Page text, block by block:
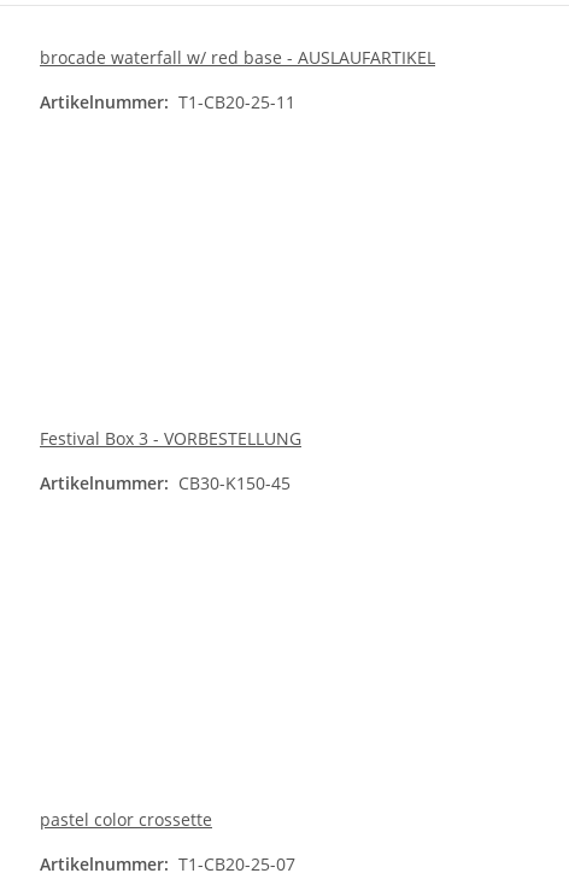
brocade waterfall w/ red base - AUSLAUFARTIKEL
Artikelnummer: T1-CB20-25-11
Festival Box 3 - VORBESTELLUNG
Artikelnummer: CB30-K150-45
pastel color crossette
Artikelnummer: T1-CB20-25-07